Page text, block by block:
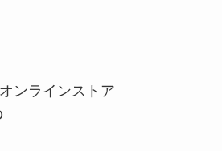
ンラインストア